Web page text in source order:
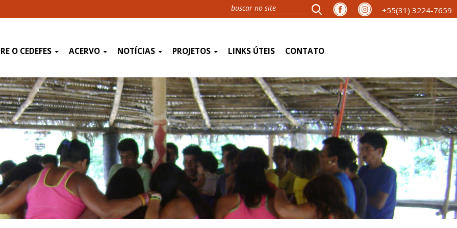
+55(31) 3224-7659
O CEDEFES ACERVO NOTÍCIAS PROJETOS LINKS ÚTEIS CONTATO